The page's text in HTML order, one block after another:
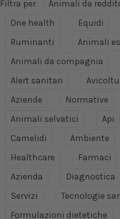
Filtra per Animali da
One health
Equidi
Ruminanti
Animali
Animali da compagnia
Alert sanitari
Aziende
Normative
Animali selvatici
Api
Camelidi
Ambiente
Healthcare
Farmaci
Azienda
Diagnostica
Servizi
Tecnologie
Formulazioni dietetiche